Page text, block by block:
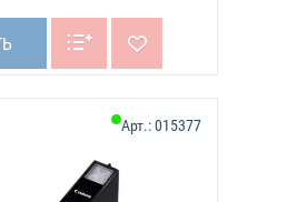
Арт.:015377